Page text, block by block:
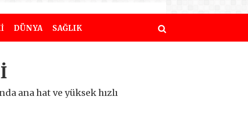
DÜNYA SAĞLIK
ana hat ve yüksek hızlı